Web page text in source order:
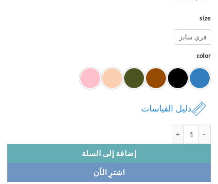
سايز
دليل القياسات
إضافة إلى السلة
اشترِ الآن